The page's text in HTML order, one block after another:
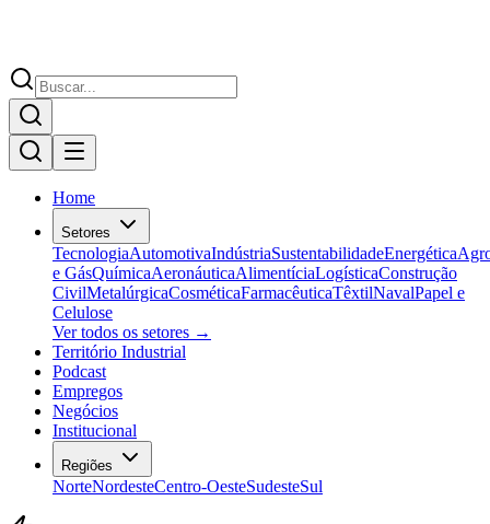
Home
Setores
TecnologiaAutomotivaIndústriaSustentabilidadeEnergética
e GásQuímicaAeronáuticaAlimentíciaLogísticaConstrução
CivilMetalúrgicaCosméticaFarmacêuticaTêxtilNavalPapel e
Celulose
Ver todos os setores →
Território Industrial
Podcast
Empregos
Negócios
Institucional
Regiões
NorteNordesteCentro-OesteSudesteSul